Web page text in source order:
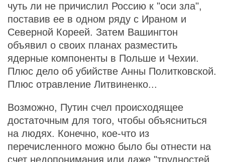
чуть ли не причислил Россию к "оси зла",
поставив ее в одном ряду с Ираном и
Северной Кореей. Затем Вашингтон
объявил о своих планах разместить
ядерные компоненты в Польше и Чехии.
Плюс дело об убийстве Анны Политковской.
Плюс отравление Литвиненко...
Возможно, Путин счел происходящее
достаточным для того, чтобы объясниться
на людях. Конечно, кое-что из
перечисленного можно было бы отнести на
счет недопонимания или даже "трудностей